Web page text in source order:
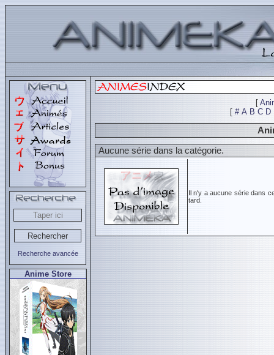
Recherche avancée
Anime Store
[
[ # A B C D
Aucune série dans la catégorie.
Il n'y a aucune série dans
tard.